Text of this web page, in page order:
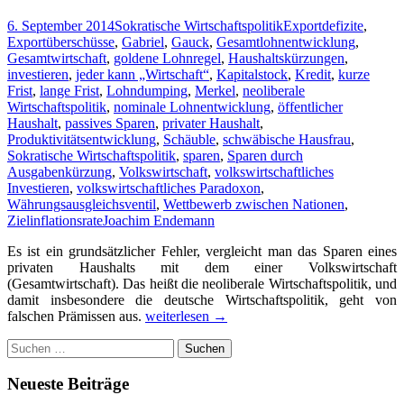
6. September 2014Sokratische WirtschaftspolitikExportdefizite,
Exportüberschüsse, Gabriel, Gauck, Gesamtlohnentwicklung,
Gesamtwirtschaft, goldene Lohnregel, Haushaltskürzungen,
investieren, jeder kann „Wirtschaft“, Kapitalstock, Kredit, kurze
Frist, lange Frist, Lohndumping, Merkel, neoliberale
Wirtschaftspolitik, nominale Lohnentwicklung, öffentlicher
Haushalt, passives Sparen, privater Haushalt,
Produktivitätsentwicklung, Schäuble, schwäbische Hausfrau,
Sokratische Wirtschaftspolitik, sparen, Sparen durch
Ausgabenkürzung, Volkswirtschaft, volkswirtschaftliches
Investieren, volkswirtschaftliches Paradoxon,
Währungsausgleichsventil, Wettbewerb zwischen Nationen,
ZielinflationsrateJoachim Endemann
Es ist ein grundsätzlicher Fehler, vergleicht man das Sparen eines
privaten Haushalts mit dem einer Volkswirtschaft
(Gesamtwirtschaft). Das heißt die neoliberale Wirtschaftspolitik, und
damit insbesondere die deutsche Wirtschaftspolitik, geht von
falschen Prämissen aus. Ein
Haushalt
weiterlesen →
Suchen
nach:
Neueste Beiträge